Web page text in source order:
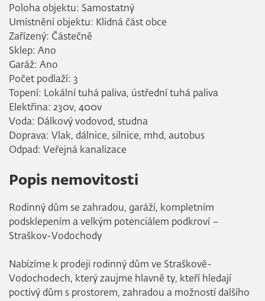
Poloha objektu: Samostatný
Umístnění objektu: Klidná část obce
Zařízený: Částečně
Sklep: Ano
Garáž: Ano
Počet podlaží: 3
Topení: Lokální tuhá paliva, ústřední tuhá paliva
Elektřina: 230v, 400v
Voda: Dálkový vodovod, studna
Doprava: Vlak, dálnice, silnice, mhd, autobus
Odpad: Veřejná kanalizace
Popis nemovitosti
Rodinný dům se zahradou, garáží, kompletním
podsklepením a velkým potenciálem podkroví –
Straškov-Vodochody
Nabízíme k prodeji rodinný dům ve Straškově-
Vodochodech, který zaujme hlavně ty, kteří hledají
poctivý dům s prostorem, zahradou a možností dalšího